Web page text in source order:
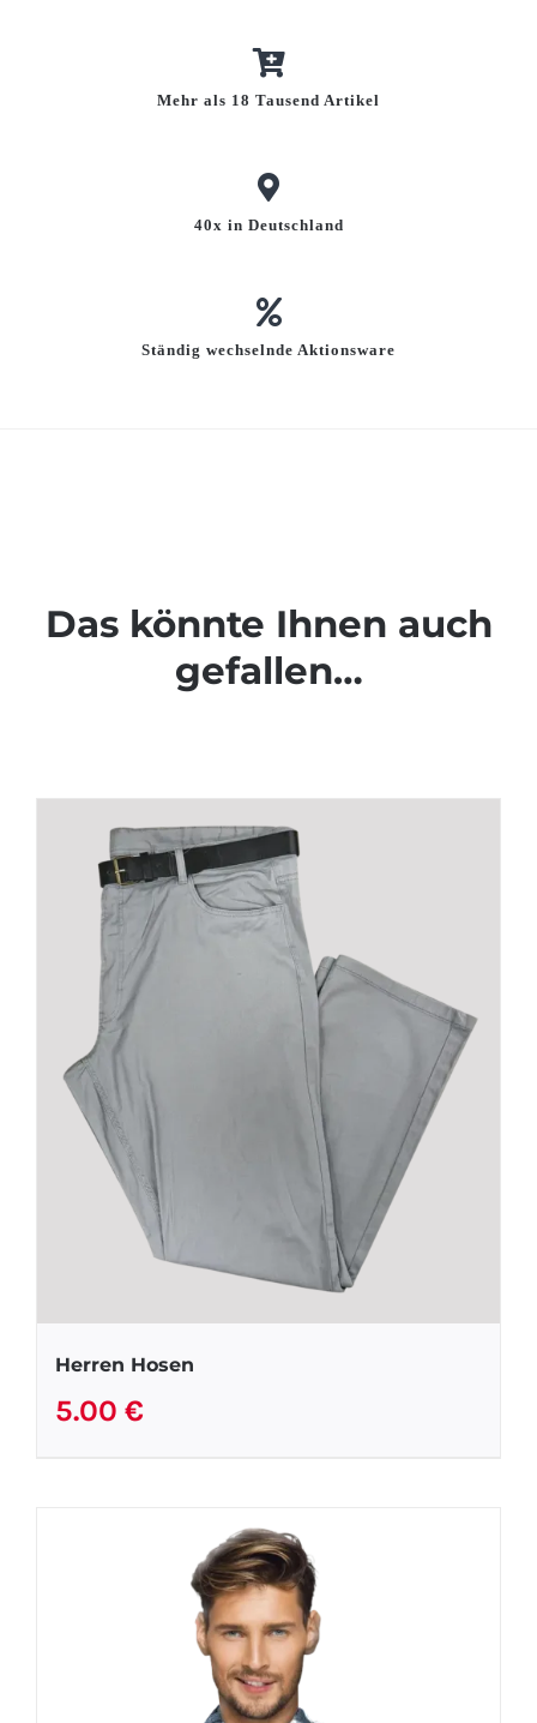
Mehr als 18 Tausend Artikel
40x in Deutschland
Ständig wechselnde Aktionsware
Das könnte Ihnen auch
gefallen…
Herren Hosen
5.00 €